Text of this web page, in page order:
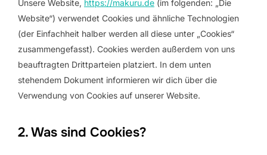
Unsere Website, https://makuru.de (im folgenden: „Die
Website“) verwendet Cookies und ähnliche Technologien
(der Einfachheit halber werden all diese unter „Cookies“
zusammengefasst). Cookies werden außerdem von uns
beauftragten Drittparteien platziert. In dem unten
stehendem Dokument informieren wir dich über die
Verwendung von Cookies auf unserer Website.
2. Was sind Cookies?